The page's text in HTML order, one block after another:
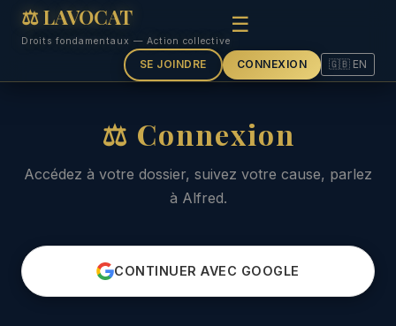
⚖ LAVOCAT
Droits fondamentaux — Action collective
☰
SE JOINDRE CONNEXION 🇬🇧 EN
⚖ Connexion
Accédez à votre dossier, suivez votre cause, parlez
à Alfred.
CONTINUER AVEC GOOGLE